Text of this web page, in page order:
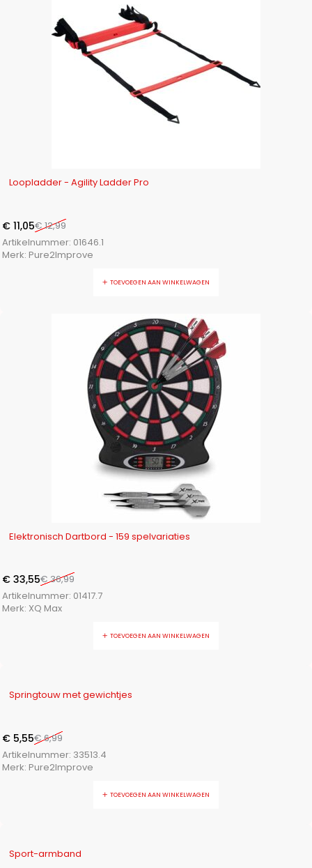
Loopladder - Agility Ladder Pro
€12,99
€ 11,05
Artikelnummer: 01646.1
Merk: Pure2Improve
TOEVOEGEN AAN WINKELWAGEN
Elektronisch Dartbord - 159 spelvariaties
€36,99
€ 33,55
Artikelnummer: 01417.7
Merk: XQ Max
TOEVOEGEN AAN WINKELWAGEN
-21%
Springtouw met gewichtjes
€6,99
€ 5,55
Artikelnummer: 33513.4
Merk: Pure2Improve
TOEVOEGEN AAN WINKELWAGEN
-31%
Sport-armband